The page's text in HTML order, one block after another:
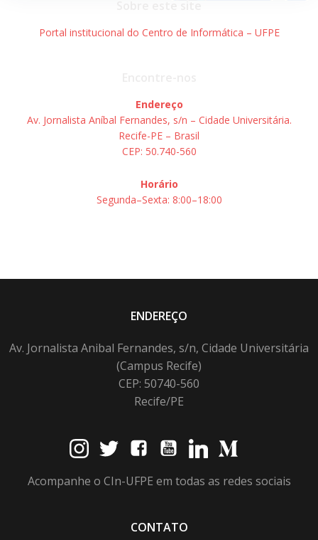
Portal institucional do Centro de Informática – UFPE
Endereço
Av. Jornalista Aníbal Fernandes, s/n – Cidade Universitária.
Recife-PE – Brasil
CEP: 50.740-560
Horário
Segunda–Sexta: 8:00–18:00
ENDEREÇO
Av. Jornalista Anibal Fernandes, s/n, Cidade Universitária
(Campus Recife)
CEP: 50740-560
Recife/PE
Acompanhe o CIn-UFPE em todas as redes sociais
CONTATO